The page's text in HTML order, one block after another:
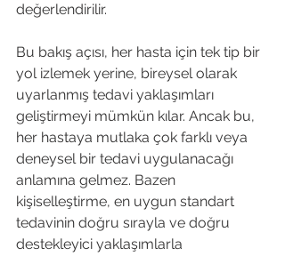
değerlendirilir.
Bu bakış açısı, her hasta için tek tip bir
yol izlemek yerine, bireysel olarak
uyarlanmış tedavi yaklaşımları
geliştirmeyi mümkün kılar. Ancak bu,
her hastaya mutlaka çok farklı veya
deneysel bir tedavi uygulanacağı
anlamına gelmez. Bazen
kişiselleştirme, en uygun standart
tedavinin doğru sırayla ve doğru
destekleyici yaklaşımlarla